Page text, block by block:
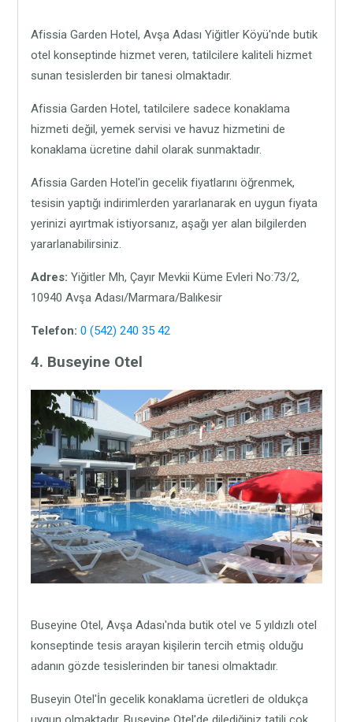
Afissia Garden Hotel, Avşa Adası Yiğitler Köyü'nde butik
otel konseptinde hizmet veren, tatilcilere kaliteli hizmet
sunan tesislerden bir tanesi olmaktadır.
Afissia Garden Hotel, tatilcilere sadece konaklama
hizmeti değil, yemek servisi ve havuz hizmetini de
konaklama ücretine dahil olarak sunmaktadır.
Afissia Garden Hotel'in gecelik fiyatlarını öğrenmek,
tesisin yaptığı indirimlerden yararlanarak en uygun fiyata
yerinizi ayırtmak istiyorsanız, aşağı yer alan bilgilerden
yararlanabilirsiniz.
Adres:Yiğitler Mh, Çayır Mevkii Küme Evleri No:73/2,
10940 Avşa Adası/Marmara/Balıkesir
Telefon:0 (542) 240 35 42
4. Buseyine Otel
Buseyine Otel, Avşa Adası'nda butik otel ve 5 yıldızlı otel
konseptinde tesis arayan kişilerin tercih etmiş olduğu
adanın gözde tesislerinden bir tanesi olmaktadır.
Buseyin Otel'İn gecelik konaklama ücretleri de oldukça